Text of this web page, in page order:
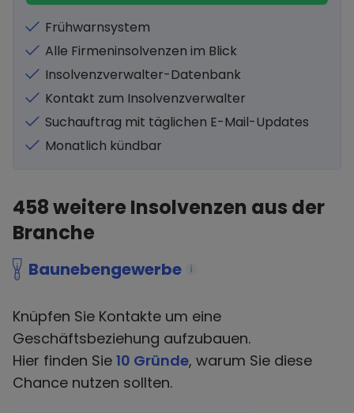
Frühwarnsystem
Alle Firmeninsolvenzen im Blick
Insolvenzverwalter-Datenbank
Kontakt zum Insolvenzverwalter
Suchauftrag mit täglichen E-Mail-Updates
Monatlich kündbar
458weitere Insolvenzen aus der
Branche
Baunebengewerbe i
Knüpfen Sie Kontakte um eine
Geschäftsbeziehung aufzubauen.
Hier finden Sie 10 Gründe, warum Sie diese
Chance nutzen sollten.